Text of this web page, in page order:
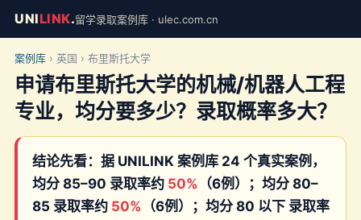
UNILINK.留学录取案例库 · ulec.com.cn
案例库 › 英国 › 布里斯托大学
申请布里斯托大学的机械/机器人工程
专业，均分要多少？录取概率多大？
结论先看：据 UNILINK 案例库 24 个真实案例，
均分 85–90 录取率约 50% （6例）；均分 80–
85 录取率约 50% （6例）；均分 80 以下 录取率